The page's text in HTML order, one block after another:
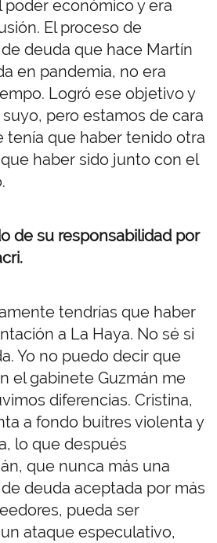
económico y era
El proceso de
deuda que hace Martín
en pandemia, no era
Logró ese objetivo y
pero estamos de cara
tenía que haber tenido otra
haber sido junto con el
de su responsabilidad por
tendrías que haber
a La Haya. No sé si
Yo no puedo decir que
el gabinete Guzmán me
diferencias. Cristina,
a fondo buitres violenta y
lo que después
que nunca más una
deuda aceptada por más
pueda ser
ataque especulativo,